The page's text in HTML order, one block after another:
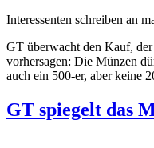
Interessenten schreiben an
GT überwacht den Kauf,
vorhersagen: Die Münzen
auch ein 500-er, aber keine
GT spiegelt das